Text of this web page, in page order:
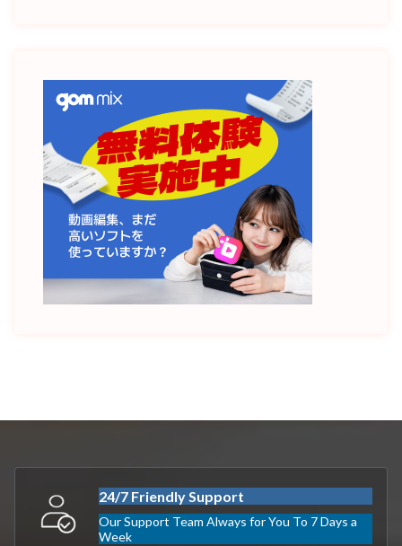
24/7 Friendly Support
Our Support Team Always for You To 7 Days a
Week